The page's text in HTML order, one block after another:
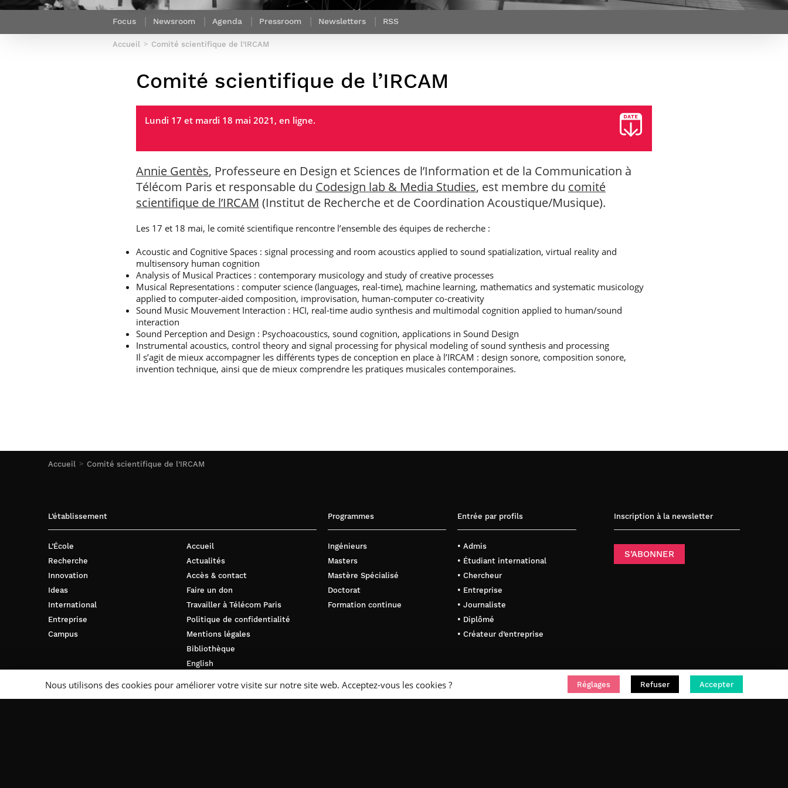
Nos offres
d’emplois
enseignement et
administratifs et
techniques
Prix des
Focus
recherche &
innovation
Rapport d’activité
communication
Soutien à la
mobilité
et d’emplois
technologiques et
Sport (fr)
Mobilité en France
Parcours Numérique Responsable
Enquête 1er emploi
Corps des Mines
Parcours Talents : un Double Diplôme
donnant accès aux Corps techniques
Expert cybersécurité des réseaux
et des systèmes d’information
Intelligence Artificielle – Expert
Intelligence Artificielle multimodale
Manager des systèmes
d’information (admissions closes)
Financement
Entreprises & solutions Mastère
Spécialisé
Événements des formations de
Mastère Spécialisé
Accueil Comité scientifique de l’IRCAM
Focus Newsroom Agenda Pressroom Newsletters RSS
Accueil Comité scientifique de l’IRCAM
Comité scientifique de l’IRCAM
Lundi 17 et mardi 18 mai 2021, en ligne.
Annie Gentès, Professeure en Design et Sciences de l’Information et de la Communication à
Télécom Paris et responsable du Codesign lab & Media Studies, est membre du comité
scientifique de l’IRCAM (Institut de Recherche et de Coordination Acoustique/Musique).
Les 17 et 18 mai, le comité scientifique rencontre l’ensemble des équipes de recherche :
Acoustic and Cognitive Spaces : signal processing and room acoustics applied to sound spatialization, virtual reality and
multisensory human cognition
Analysis of Musical Practices : contemporary musicology and study of creative processes
Musical Representations : computer science (languages, real-time), machine learning, mathematics and systematic musicology
applied to computer-aided composition, improvisation, human-computer co-creativity
Sound Music Mouvement Interaction : HCI, real-time audio synthesis and multimodal cognition applied to human/sound
interaction
Sound Perception and Design : Psychoacoustics, sound cognition, applications in Sound Design
Instrumental acoustics, control theory and signal processing for physical modeling of sound synthesis and processing
Il s’agit de mieux accompagner les différents types de conception en place à l’IRCAM : design sonore, composition sonore,
invention technique, ainsi que de mieux comprendre les pratiques musicales contemporaines.
L’établissement
L’École
Recherche
Innovation
Ideas
International
Entreprise
Campus
Accueil
Actualités
Accès & contact
Faire un don
Travailler à Télécom Paris
Politique de confidentialité
Mentions légales
Bibliothèque
English
Programmes
Ingénieurs
Masters
Mastère Spécialisé
Doctorat
Formation continue
Entrée par profils
• Admis
• Étudiant international
• Chercheur
• Entreprise
• Journaliste
• Diplômé
• Créateur d’entreprise
Inscription à la newsletter
S’ABONNER
Nous utilisons des cookies pour améliorer votre visite sur notre site web. Acceptez-vous les cookies ? Réglages Refuser Accepter